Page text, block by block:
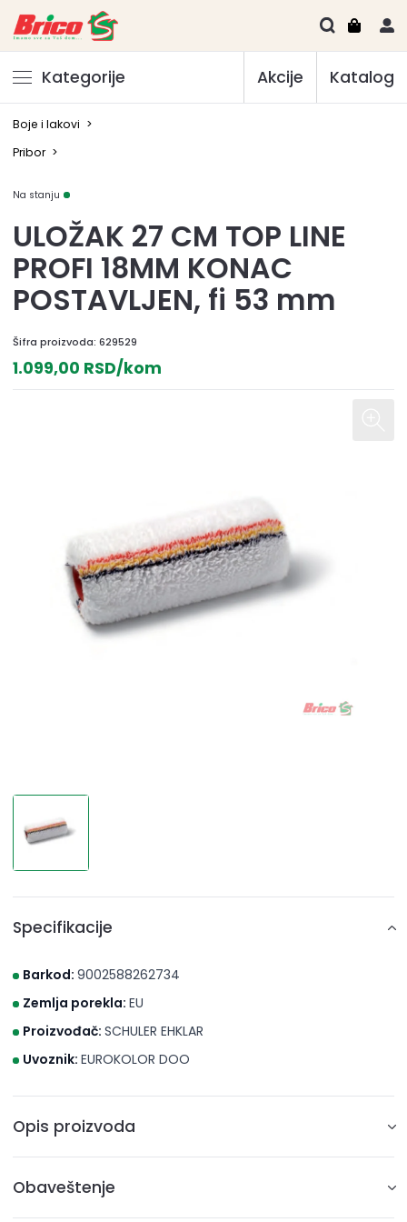
Kategorije Akcije Katalog
Boje i lakovi >
Pribor >
Na stanju
ULOŽAK 27 CM TOP LINE
PROFI 18MM KONAC
POSTAVLJEN, fi 53 mm
Šifra proizvoda: 629529
1.099,00 RSD/kom
Specifikacije
Barkod: 9002588262734
Zemlja porekla: EU
Proizvođač: SCHULER EHKLAR
Uvoznik: EUROKOLOR DOO
Opis proizvoda
Obaveštenje